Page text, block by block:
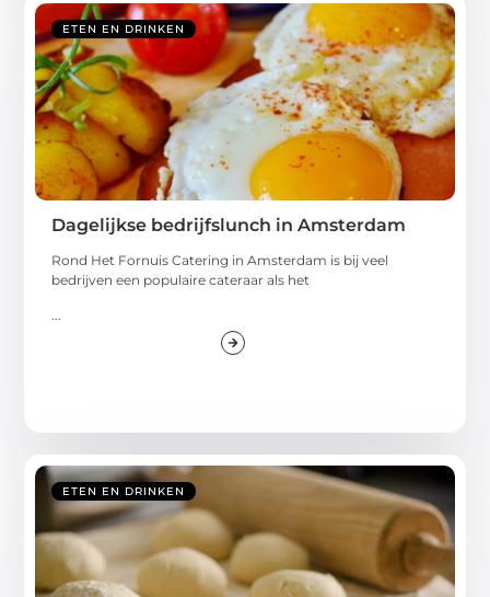
ETEN EN DRINKEN
Dagelijkse bedrijfslunch in Amsterdam
Rond Het Fornuis Catering in Amsterdam is bij veel
bedrijven een populaire cateraar als het
ETEN EN DRINKEN